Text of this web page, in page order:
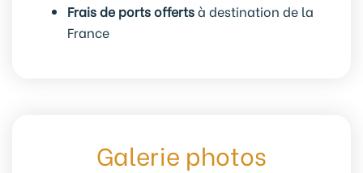
Frais de ports offertsà destination de la
France
Galerie photos